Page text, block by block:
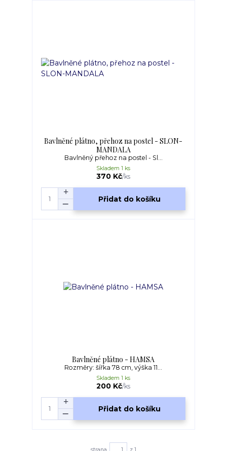
Bavlněné plátno, přehoz na postel - SLON-
MANDALA
Bavlněný přehoz na postel - Sl...
370 Kč/ks
Skladem 1 ks
Přidat do košíku
Bavlněné plátno - HAMSA
Rozměry: šířka 78 cm, výška 11...
200 Kč/ks
Skladem 1 ks
Přidat do košíku
strana z 1